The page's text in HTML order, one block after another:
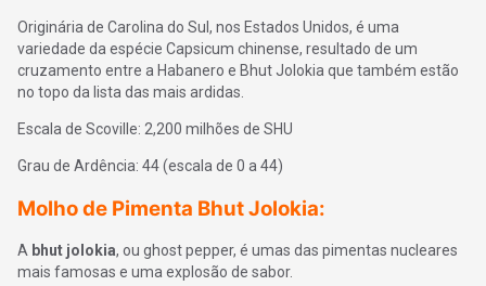
Originária de Carolina do Sul, nos Estados Unidos, é uma
variedade da espécie Capsicum chinense, resultado de um
cruzamento entre a Habanero e Bhut Jolokia que também estão
no topo da lista das mais ardidas.
Escala de Scoville: 2,200 milhões de SHU
Grau de Ardência: 44 (escala de 0 a 44)
Molho de Pimenta Bhut Jolokia:
A bhut jolokia, ou ghost pepper, é umas das pimentas nucleares
mais famosas e uma explosão de sabor.